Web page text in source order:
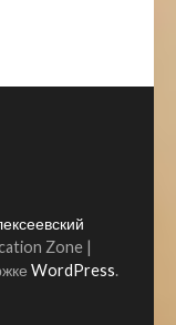
Zone |
WordPress.